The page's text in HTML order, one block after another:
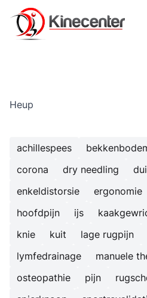
Kinecenter Blog - alles over
Heup
achillespees
corona
dry needling
enkeldistorsie
ergonomie
hoofdpijn
ijs
knie
kuit lage rugpijn
lymfedrainage
manuele
osteopathie
pijn